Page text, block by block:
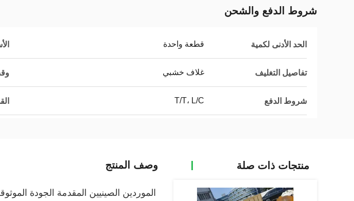
شروط الدفع والشحن
الحد الأدنى لكمية قطعة واحدة
تفاصيل التغليف غلاف خشبي
شروط الدفع T/T، L/C
منتجات ذات صلة وصف المنتج
الموردين الصينيين المقدمة الجودة